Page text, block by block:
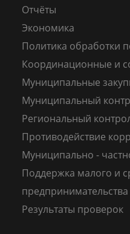
Отчёты
Экономика
Политика обработки
Координационные и
Муниципальные
Муниципальный
Региональный
Противодействие
Муниципально -
Поддержка малого и
предпринимательства
Результаты проверок